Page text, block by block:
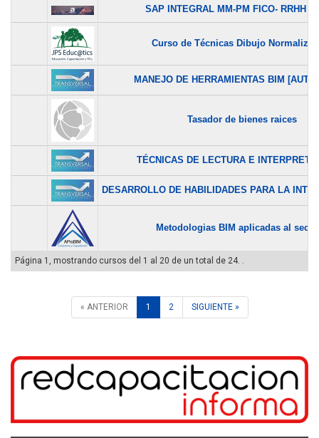
SAP INTEGRAL MM-PM FICO- RRHH Y
Curso de Técnicas Dibujo
MANEJO DE HERRAMIENTAS BIM
Tasador de bienes raices
TÉCNICAS DE LECTURA E
DESARROLLO DE HABILIDADES PARA LA
Metodologias BIM aplicadas al
Página 1, mostrando cursos del 1 al 20 de un total de 24. .
« ANTERIOR 1 2 SIGUIENTE »